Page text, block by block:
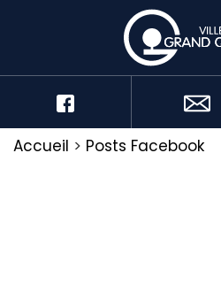
Accueil > Posts Facebook